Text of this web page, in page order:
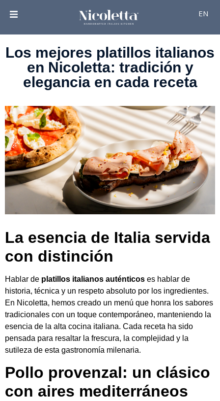
EN
Los mejores platillos italianos
en Nicoletta: tradición y
elegancia en cada receta
La esencia de Italia servida
con distinción
Hablar de platillos italianos auténticos es hablar de
historia, técnica y un respeto absoluto por los ingredientes.
En Nicoletta, hemos creado un menú que honra los sabores
tradicionales con un toque contemporáneo, manteniendo la
esencia de la alta cocina italiana. Cada receta ha sido
pensada para resaltar la frescura, la complejidad y la
sutileza de esta gastronomía milenaria.
Pollo provenzal: un clásico
con aires mediterráneos